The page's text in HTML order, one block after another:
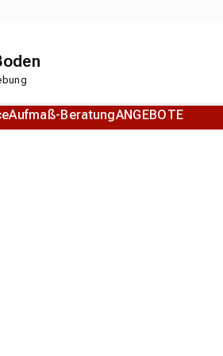
Aufmaß-BeratungANGEBOTE